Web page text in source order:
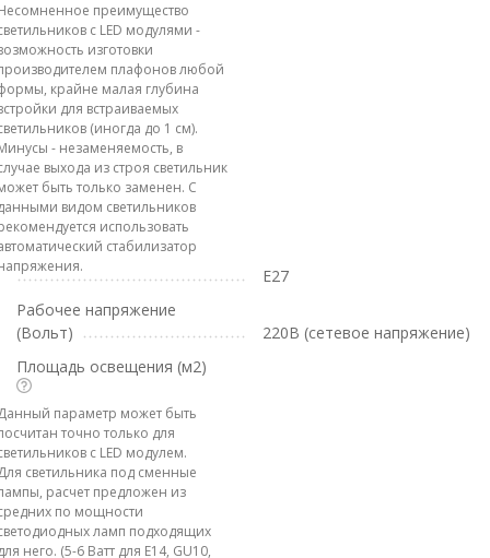
преимущество
с LED модулями -
изготовки
плафонов любой
крайне малая глубина
для встраиваемых
(иногда до 1 см).
- незаменяемость, в
выхода из строя светильник
быть только заменен. С
видом светильников
использовать
стабилизатор
E27
Рабочее напряжение
(Вольт)
220В (сетевое напряжение)
Площадь освещения (м2)
параметр может быть
точно только для
с LED модулем.
светильника под сменные
расчет предложен из
по мощности
ламп подходящих
него. (5-6 Ватт для E14, GU10,